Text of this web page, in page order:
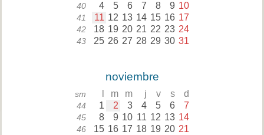
40 4 5 6 7 8 9 10
41 11 12 13 14 15 16 17
42 18 19 20 21 22 23 24
43 25 26 27 28 29 30 31
noviembre
sm m m j v s d
44 1 2 3 4 5 6 7
45 8 9 10 11 12 13 14
46 15 16 17 18 19 20 21